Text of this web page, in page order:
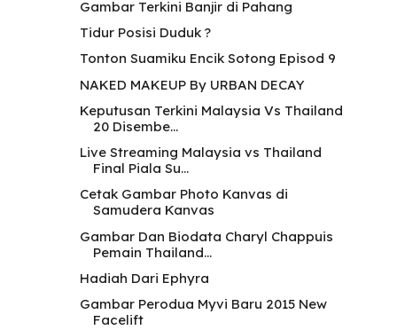
Gambar Terkini Banjir di Pahang
Tidur Posisi Duduk ?
Tonton Suamiku Encik Sotong Episod 9
NAKED MAKEUP By URBAN DECAY
Keputusan Terkini Malaysia Vs Thailand
20 Disembe...
Live Streaming Malaysia vs Thailand
Final Piala Su...
Cetak Gambar Photo Kanvas di
Samudera Kanvas
Gambar Dan Biodata Charyl Chappuis
Pemain Thailand...
Hadiah Dari Ephyra
Gambar Perodua Myvi Baru 2015 New
Facelift